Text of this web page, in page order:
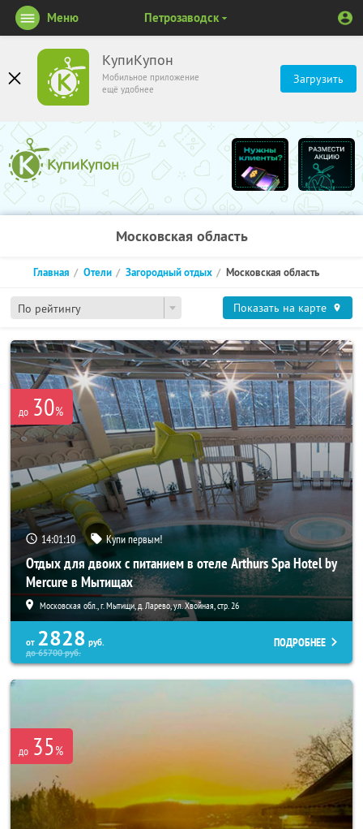
КупиКупон
Мобильное приложение
ещё удобнее
Загрузить
Меню Петрозаводск
Московская область
По рейтингу
Главная Отели Загородный отдых Московская область
Показать на карте
до 30%
14:01:09 Купи первым!
Отдых для двоих с питанием в отеле Arthurs Spa Hotel by
Mercure в Мытищах
Московская обл., г. Мытищи, д. Ларево, ул. Хвойная, стр. 26
от 2828 руб.
до65700руб.
ПОДРОБНЕЕ
до 35%